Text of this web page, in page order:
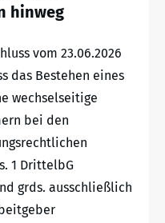
hinweg
vom 23.06.2026
das Bestehen eines
wechselseitige
bei den
1 DrittelbG
grds. ausschließlich